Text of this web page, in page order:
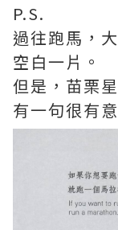
P.S.
過往跑馬，
空白一片。
但是，苗栗
有一句很有